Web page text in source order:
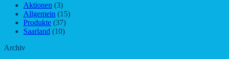
Aktionen (3)
Allgemein (15)
Produkte (37)
Saarland (10)
Archiv